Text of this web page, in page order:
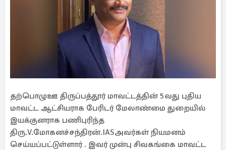
தற்பொழுஊ திருப்பத்தூர் மாவட்டத்தின் 5வது புதிய
மாவட்ட ஆட்சியராக பேரிடர் மேலாண்மை துறையில்
இயக்குனராக பணிபுரிந்த
திரு.V.மோகனச்சந்திரன்.IASஅவர்கள் நியமனம்
செய்யப்பட்டுள்ளார் . இவர் முன்பு சிவகங்கை மாவட்ட